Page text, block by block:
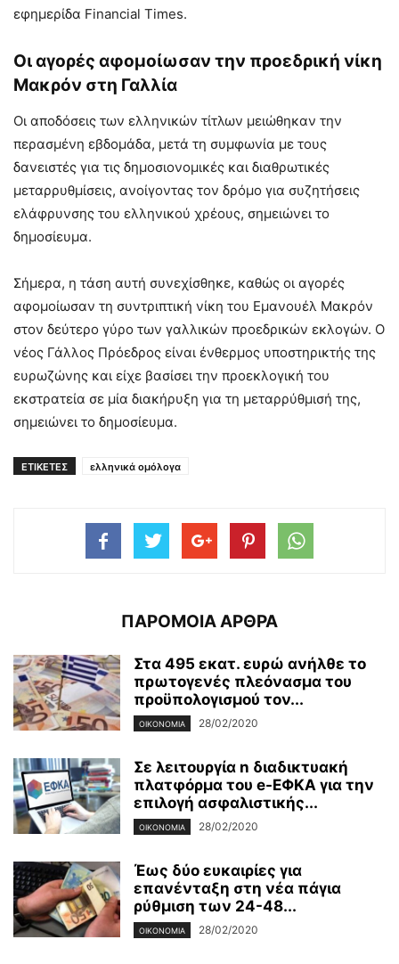
εφημερίδα Financial Times.
Οι αγορές αφομοίωσαν την προεδρική νίκη
Μακρόν στη Γαλλία
Οι αποδόσεις των ελληνικών τίτλων μειώθηκαν την
περασμένη εβδομάδα, μετά τη συμφωνία με τους
δανειστές για τις δημοσιονομικές και διαθρωτικές
μεταρρυθμίσεις, ανοίγοντας τον δρόμο για συζητήσεις
ελάφρυνσης του ελληνικού χρέους, σημειώνει το
δημοσίευμα.
Σήμερα, η τάση αυτή συνεχίσθηκε, καθώς οι αγορές
αφομοίωσαν τη συντριπτική νίκη του Εμανουέλ Μακρόν
στον δεύτερο γύρο των γαλλικών προεδρικών εκλογών. Ο
νέος Γάλλος Πρόεδρος είναι ένθερμος υποστηρικτής της
ευρωζώνης και είχε βασίσει την προεκλογική του
εκστρατεία σε μία διακήρυξη για τη μεταρρύθμισή της,
σημειώνει το δημοσίευμα.
ΕΤΙΚΕΤΕΣ ελληνικά ομόλογα
ΠΑΡΟΜΟΙΑ ΑΡΘΡΑ
Στα 495 εκατ. ευρώ ανήλθε το
πρωτογενές πλεόνασμα του
προϋπολογισμού τον...
ΟΙΚΟΝΟΜΊΑ 28/02/2020
Σε λειτουργία n διαδικτυακή
πλατφόρμα του e-ΕΦΚΑ για την
επιλογή ασφαλιστικής...
ΟΙΚΟΝΟΜΊΑ 28/02/2020
Έως δύο ευκαιρίες για
επανένταξη στη νέα πάγια
ρύθμιση των 24-48...
ΟΙΚΟΝΟΜΊΑ 28/02/2020